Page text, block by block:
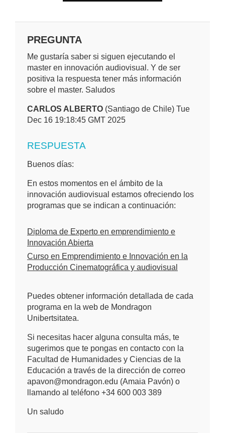
PREGUNTA
Me gustaría saber si siguen ejecutando el
master en innovación audiovisual. Y de ser
positiva la respuesta tener más información
sobre el master. Saludos
CARLOS ALBERTO (Santiago de Chile) Tue
Dec 16 19:18:45 GMT 2025
RESPUESTA
Buenos días:
En estos momentos en el ámbito de la
innovación audiovisual estamos ofreciendo los
programas que se indican a continuación:
Diploma de Experto en emprendimiento e
Innovación Abierta
Curso en Emprendimiento e Innovación en la
Producción Cinematográfica y audiovisual
Puedes obtener información detallada de cada
programa en la web de Mondragon
Unibertsitatea.
Si necesitas hacer alguna consulta más, te
sugerimos que te pongas en contacto con la
Facultad de Humanidades y Ciencias de la
Educación a través de la dirección de correo
apavon@mondragon.edu (Amaia Pavón) o
llamando al teléfono +34 600 003 389
Un saludo